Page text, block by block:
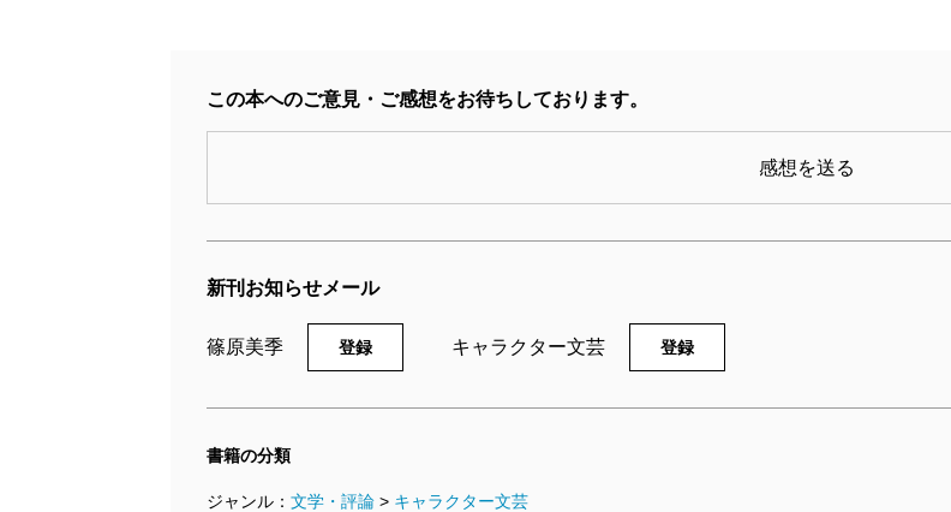
この本へのご意見・ご感想をお待ちしております。
感想を送る
新刊お知らせメール
篠原美季 登録 キャラクター文芸 登録
書籍の分類
ジャンル： 文学・評論 > キャラクター文芸